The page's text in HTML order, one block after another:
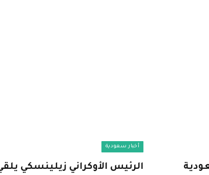
أخبار سعودية
الرئيس الأوكراني زيلينسكي